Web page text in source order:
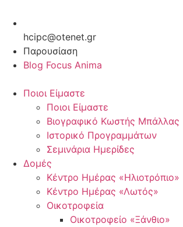
hcipc@otenet.gr
Παρουσίαση
Blog Focus Anima
Ποιοι Είμαστε
Ποιοι Είμαστε
Βιογραφικό Κωστής Μπάλλας
Ιστορικό Προγραμμάτων
Σεμινάρια Ημερίδες
Δομές
Κέντρο Ημέρας «Ηλιοτρόπιο»
Κέντρο Ημέρας «Λωτός»
Οικοτροφεία
Οικοτροφείο «Ξάνθιο»